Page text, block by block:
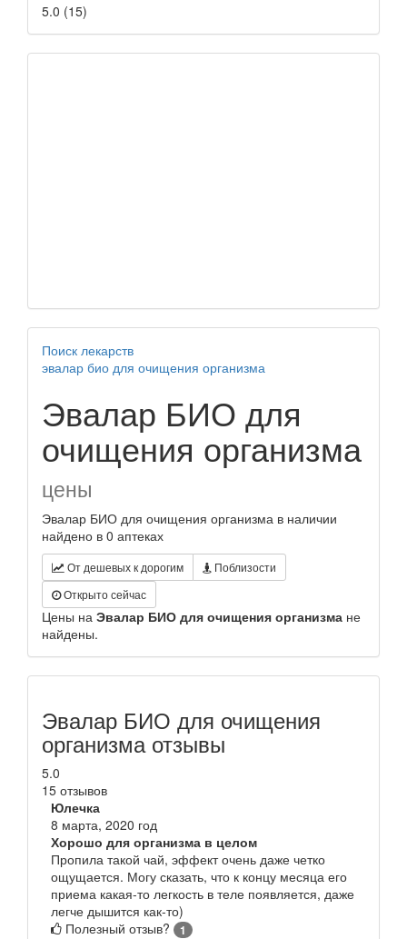
5.0 (15)
Поиск лекарств
эвалар био для очищения организма
Эвалар БИО для
очищения организма
цены
Эвалар БИО для очищения организма в наличии
найдено в 0 аптеках
От дешевых к дорогим
Поблизости
Открыто сейчас
Цены на Эвалар БИО для очищения организма не
найдены.
Эвалар БИО для очищения
организма отзывы
5.0
15 отзывов
Юлечка
8 марта, 2020 год
Хорошо для организма в целом
Пропила такой чай, эффект очень даже четко
ощущается. Могу сказать, что к концу месяца его
приема какая-то легкость в теле появляется, даже
легче дышится как-то)
Полезный отзыв?
1